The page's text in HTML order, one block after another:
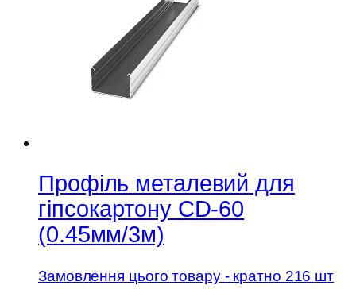
Профіль металевий для
гіпсокартону CD-60
(0.45мм/3м)
Замовлення цього товару - кратно 216 шт